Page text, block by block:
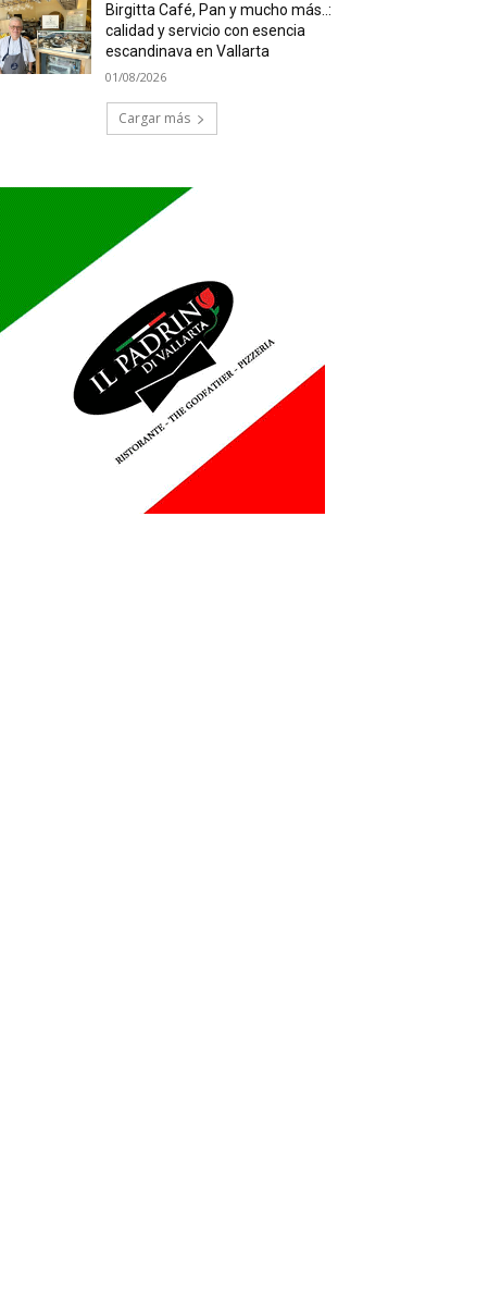
Birgitta Café, Pan y mucho más..:
calidad y servicio con esencia
escandinava en Vallarta
01/08/2026
Cargar más